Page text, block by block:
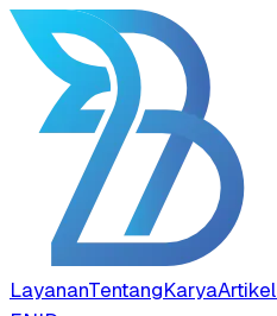
LayananTentangKaryaArtikel